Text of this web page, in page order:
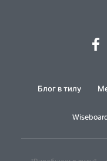
Блог в тилу